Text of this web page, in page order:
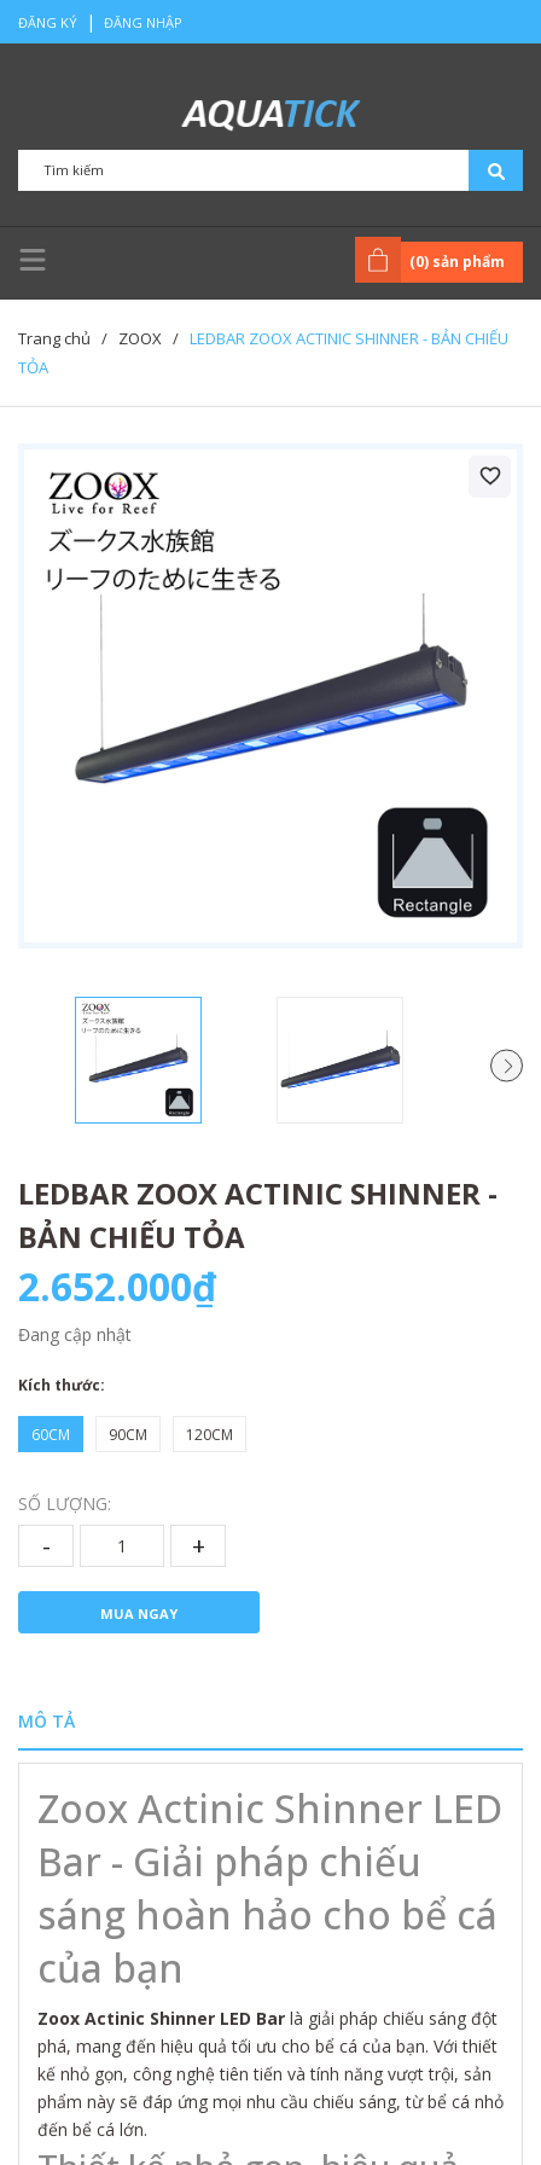
ĐĂNG KÝ | ĐĂNG NHẬP
(0) sản phẩm
Trang chủ / ZOOX / LEDBAR ZOOX ACTINIC SHINNER - BẢN CHIẾU
TỎA
LEDBAR ZOOX ACTINIC SHINNER -
BẢN CHIẾU TỎA
2.652.000₫
Đang cập nhật
Kích thước:
60CM 90CM 120CM
SỐ LƯỢNG:
- +
MUA NGAY
MÔ TẢ
Zoox Actinic Shinner LED
Bar - Giải pháp chiếu
sáng hoàn hảo cho bể cá
của bạn
Zoox Actinic Shinner LED Bar là giải pháp chiếu sáng đột
phá, mang đến hiệu quả tối ưu cho bể cá của bạn. Với thiết
kế nhỏ gọn, công nghệ tiên tiến và tính năng vượt trội, sản
phẩm này sẽ đáp ứng mọi nhu cầu chiếu sáng, từ bể cá nhỏ
đến bể cá lớn.